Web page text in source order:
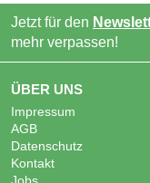
Jetzt für den
mehr verpassen!
ÜBER UNS
Impressum
AGB
Datenschutz
Kontakt